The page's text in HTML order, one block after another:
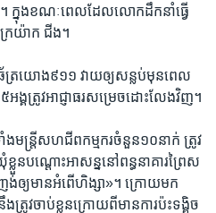
។​ ក្នុង​ខណៈ​ពេល​ដែល​លោក​ដឹកនាំ​ធ្វើ​
រ​យ៉ាក ជីង។​
ត្រ​យោង​៩១១​ វាយ​ឲ្យ​សន្លប់​មុន​ពេល​
គ​ត្រូវ​អាជ្ញាធរ​សម្រេច​ដោះលែង​វិញ។​
មន្ត្រី​សហជីព​កម្មករ​ចំនួន​១០​នាក់​ ត្រូវ​
ន​បណ្តោះ​អាសន្ន​នៅ​ពន្ធនាគារ​ព្រៃ​ស​
ឲ្យ​មាន​អំពើ​ហិង្សា»។​ ក្រោយ​មក
រូវ​ចាប់​ខ្លួន​ក្រោយ​ពី​មាន​ការ​ប៉ះ​ទង្គិច​